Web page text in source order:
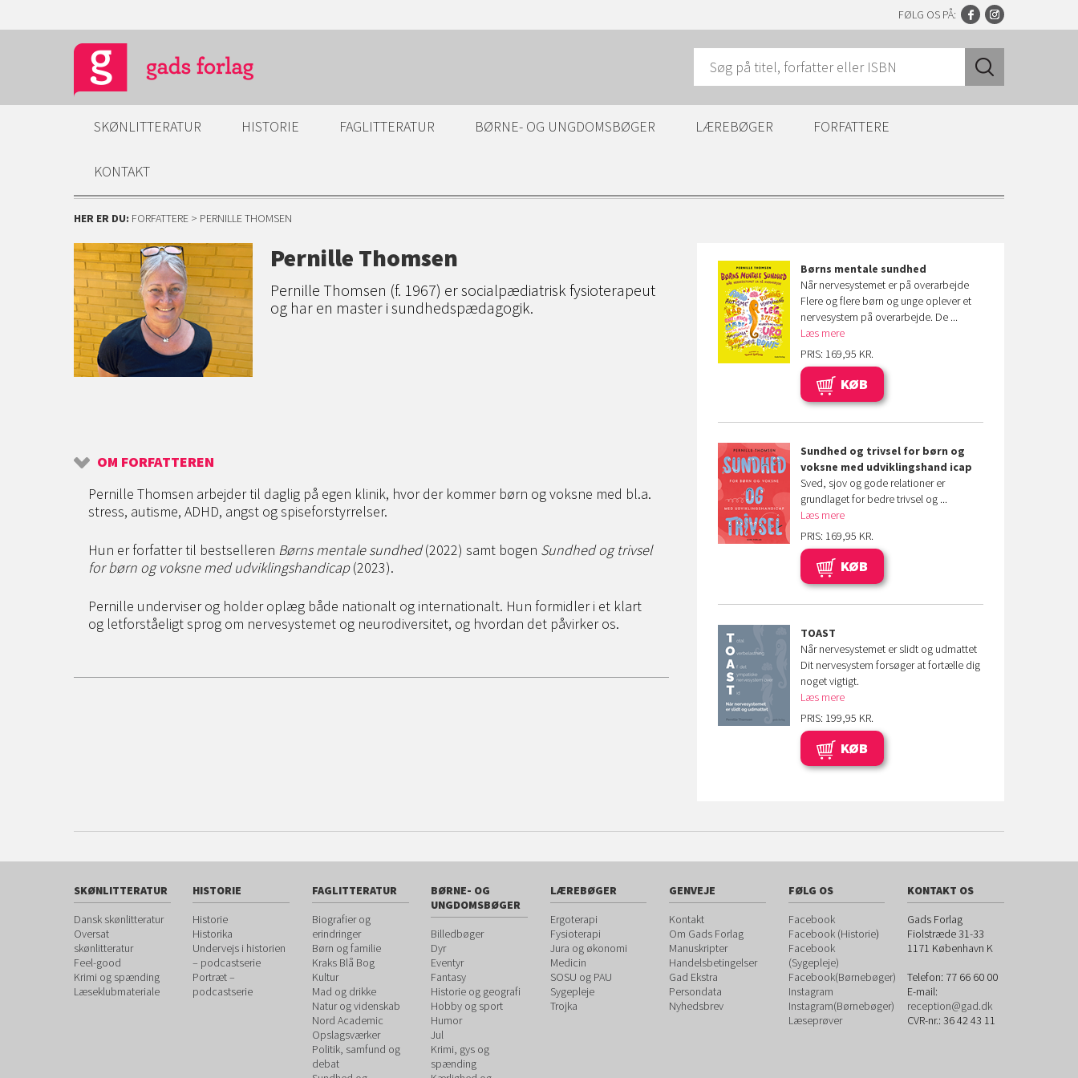
FØLG OS PÅ:
SKØNLITTERATUR HISTORIE FAGLITTERATUR BØRNE- OG UNGDOMSBØGER LÆREBØGER FORFATTERE
KONTAKT
HER ER DU: FORFATTERE > PERNILLE THOMSEN
Pernille Thomsen
Pernille Thomsen (f. 1967) er socialpædiatrisk fysioterapeut
og har en master i sundhedspædagogik.
OM FORFATTEREN
Pernille Thomsen arbejder til daglig på egen klinik, hvor der kommer børn og voksne med bl.a.
stress, autisme, ADHD, angst og spiseforstyrrelser.
Hun er forfatter til bestselleren Børns mentale sundhed(2022) samt bogen Sundhed og trivsel
for børn og voksne med udviklingshandicap(2023).
Pernille underviser og holder oplæg både nationalt og internationalt. Hun formidler i et klart
og letforståeligt sprog om nervesystemet og neurodiversitet, og hvordan det påvirker os.
Børns mentale sundhed
Når nervesystemet er på overarbejde
Flere og flere børn og unge oplever et
nervesystem på overarbejde. De ...
Læs mere
PRIS: 169,95 KR.
KØB
Sundhed og trivsel for børn og
voksne med udviklingshand icap
Sved, sjov og gode relationer er
grundlaget for bedre trivsel og ...
Læs mere
PRIS: 169,95 KR.
KØB
TOAST
Når nervesystemet er slidt og udmattet
Dit nervesystem forsøger at fortælle dig
noget vigtigt.
Læs mere
PRIS: 199,95 KR.
KØB
SKØNLITTERATUR
Dansk skønlitteratur
Oversat
skønlitteratur
Feel-good
Krimi og spænding
Læseklubmateriale
HISTORIE
Historie
Historika
Undervejs i historien
– podcastserie
Portræt –
podcastserie
FAGLITTERATUR
Biografier og
erindringer
Børn og familie
Kraks Blå Bog
Kultur
Mad og drikke
Natur og videnskab
Nord Academic
Opslagsværker
Politik, samfund og
debat
BØRNE- OG
UNGDOMSBØGER
Billedbøger
Dyr
Eventyr
Fantasy
Historie og geografi
Hobby og sport
Humor
Jul
Krimi, gys og
spænding
LÆREBØGER
Ergoterapi
Fysioterapi
Jura og økonomi
Medicin
SOSU og PAU
Sygepleje
Trojka
GENVEJE
Kontakt
Om Gads Forlag
Manuskripter
Handelsbetingelser
Gad Ekstra
Persondata
Nyhedsbrev
FØLG OS
Facebook
Facebook (Historie)
Facebook
(Sygepleje)
Facebook(Børnebøger)
Instagram
Instagram(Børnebøger)
Læseprøver
KONTAKT OS
Gads Forlag
Fiolstræde 31-33
1171 København K
Telefon: 77 66 60 00
E-mail:
reception@gad.dk
CVR-nr.: 36 42 43 11